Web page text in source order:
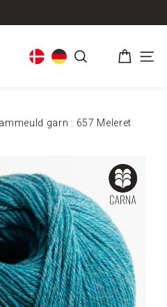
garn : 657 Meleret